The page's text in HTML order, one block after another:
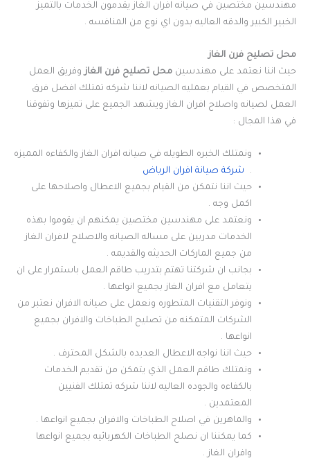
مهندسين مختصين في صيانه افران الغاز يقدمون الخدمات بالتميز
الخبير الكبير والدقه العاليه بدون اي نوع من المنافسه .
محل تصليح فرن الغاز
حيث اننا نعتمد على مهندسين محل تصليح فرن الغازوفريق العمل
المتخصص في القيام بعمليه الصيانه لاننا شركه تمتلك افضل فرق
العمل لصيانه واصلاح افران الغاز ويشهد الجميع على تميزها وتفوقنا
في هذا المجال :
ونمتلك الخبره الطويله في صيانه افران الغاز والكفاءه المميزه
.
شركة صيانة افران الرياض
حيث اننا نتمكن من القيام بجميع الاعطال واصلاحها على
اكمل وجه .
ونعتمد على مهندسين مختصين يمكنهم ان يقوموا بهذه
الخدمات مدربين على مساله الصيانه والاصلاح لافران الغاز
من جميع الماركات الحديثه والقديمه .
بجانب ان شركتنا تهتم بتدريب طاقم العمل باستمرار على ان
يتعامل مع افران الغاز بجميع انواعها .
ونوفر التقنيات المتطوره ونعمل على صيانه الافران نعتبر من
الشركات المتمكنه من تصليح الطباخات والافران بجميع
انواعها .
حيث اننا نواجه الاعطال العديده بالشكل المحترف .
ونمتلك طاقم العمل الذي يتمكن من تقديم الخدمات
بالكفاءه والجوده العاليه لاننا شركه تمتلك الفنيين
المعتمدين .
والماهرين في اصلاح الطباخات والافران بجميع انواعها .
كما يمكننا ان نصلح الطباخات الكهربائيه بجميع انواعها
وافران الغاز .